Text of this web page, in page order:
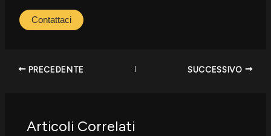
Contattaci
PRECEDENTE SUCCESSIVO
Articoli Correlati